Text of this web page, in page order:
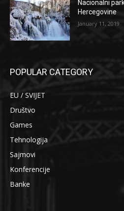
Nacionalni
Hercegovine
January 11, 2019
POPULAR CATEGORY
EU / SVIJET
Društvo
Games
Tehnologija
Sajmovi
Konferencije
Banke